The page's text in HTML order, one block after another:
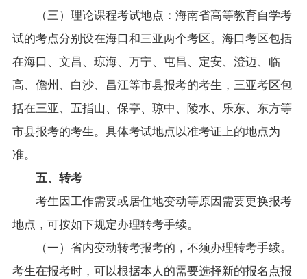
（三）理论课程考试地点：海南省高等教育自学考
试的考点分别设在海口和三亚两个考区。海口考区包括
在海口、文昌、琼海、万宁、屯昌、定安、澄迈、临
高、儋州、白沙、昌江等市县报考的考生，三亚考区包
括在三亚、五指山、保亭、琼中、陵水、乐东、东方等
市县报考的考生。具体考试地点以准考证上的地点为
准。
五、转考
考生因工作需要或居住地变动等原因需要更换报考
地点，可按如下规定办理转考手续。
（一）省内变动转考报考的，不须办理转考手续。
考生在报考时，可以根据本人的需要选择新的报名点报